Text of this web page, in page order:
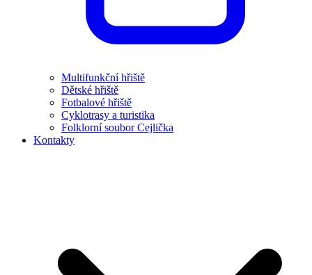
Multifunkční hřiště
Dětské hřiště
Fotbalové hřiště
Cyklotrasy a turistika
Folklorní soubor Cejlička
Kontakty